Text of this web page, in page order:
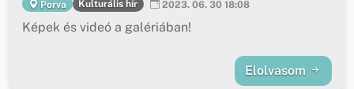
Porva Kulturális hír 2023. 06. 30 18:08
Képek és videó a galériában!
Elolvasom